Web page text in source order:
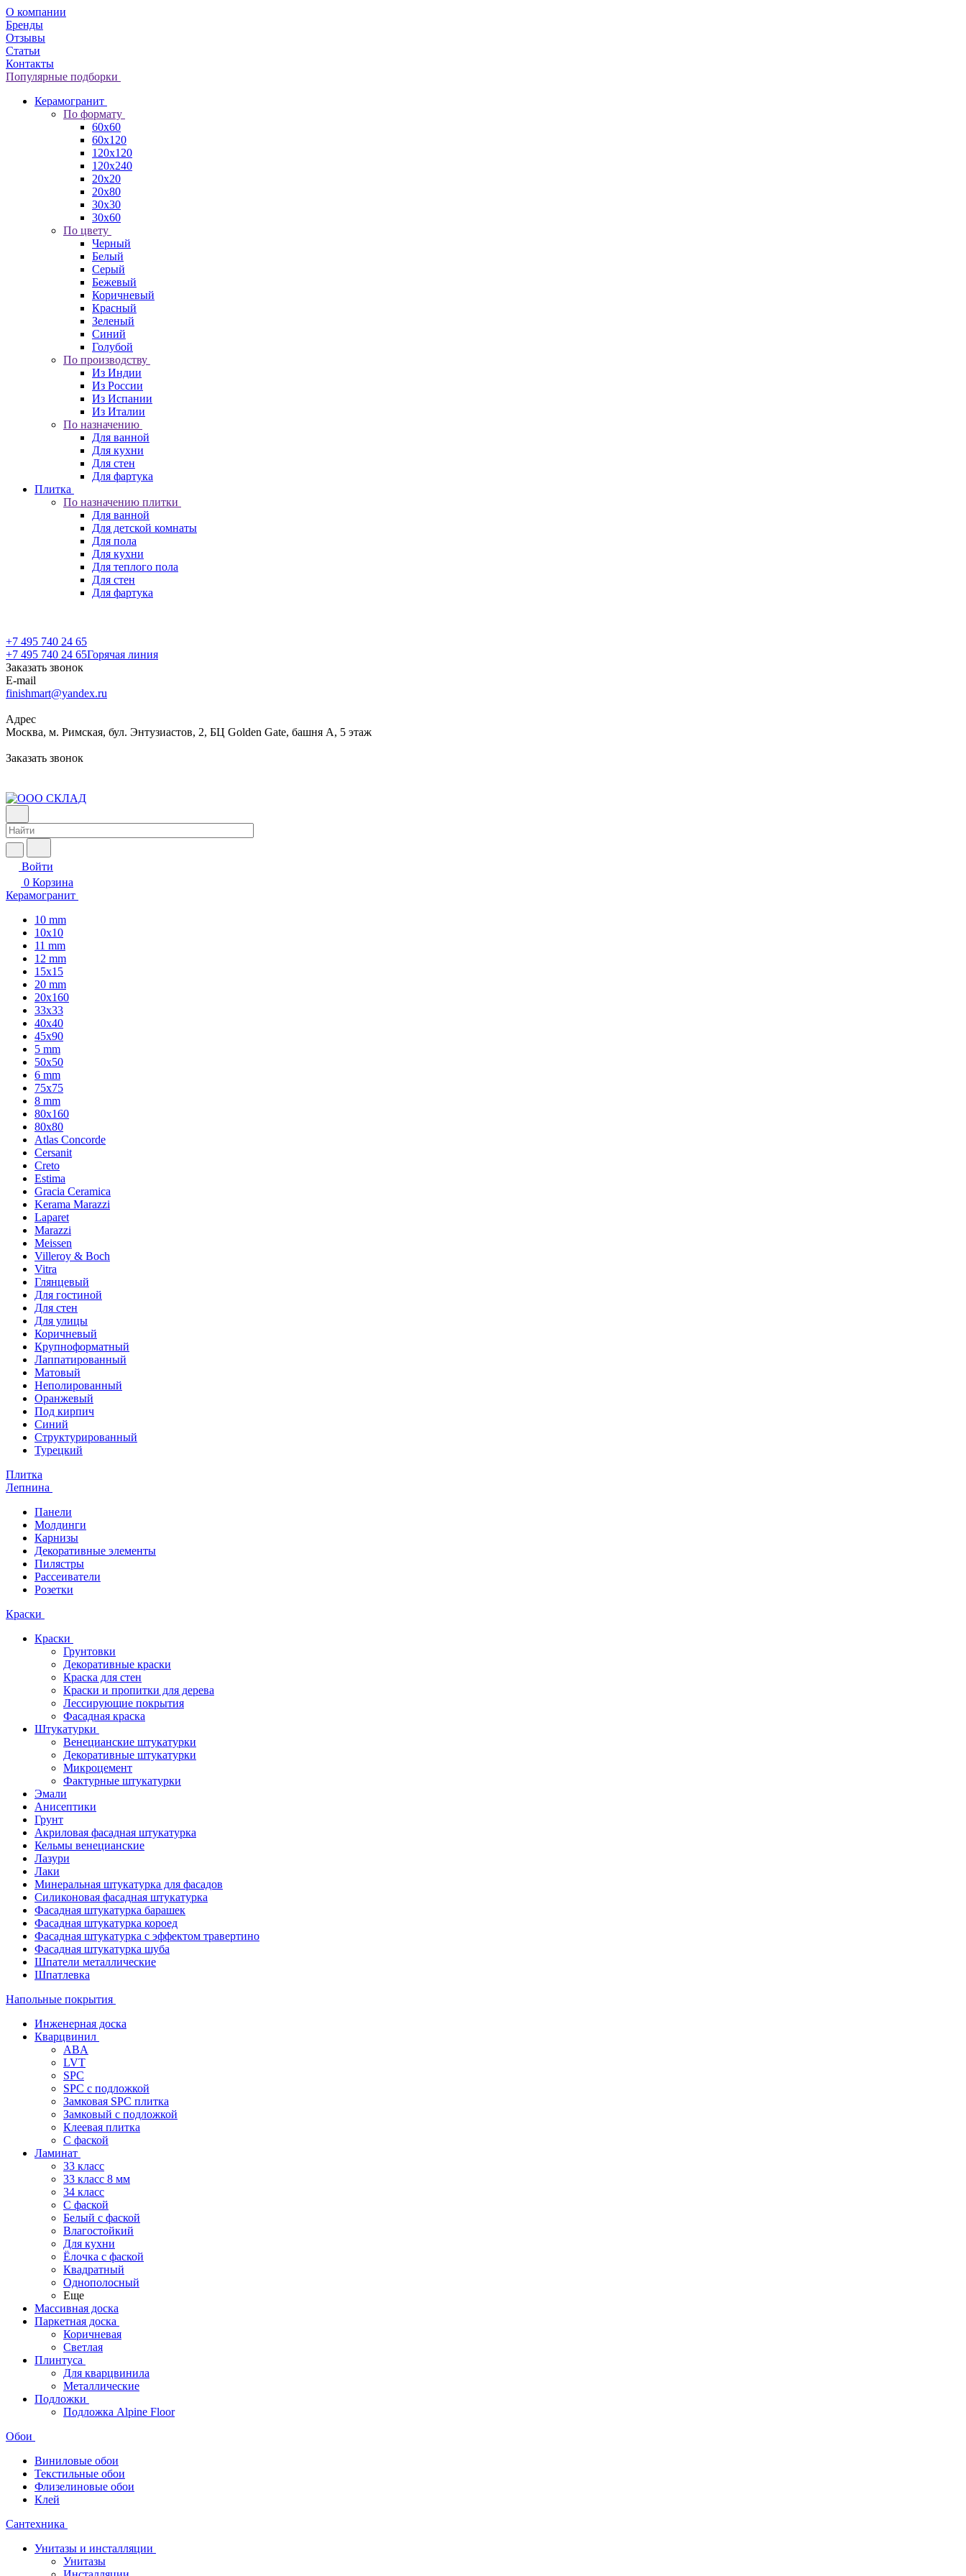
О компании
Бренды
Отзывы
Статьи
Контакты
Популярные подборки
Керамогранит
По формату
60x60
60x120
120x120
120x240
20x20
20x80
30x30
30x60
По цвету
Черный
Белый
Серый
Бежевый
Коричневый
Красный
Зеленый
Синий
Голубой
По производству
Из Индии
Из России
Из Испании
Из Италии
По назначению
Для ванной
Для кухни
Для стен
Для фартука
Плитка
По назначению плитки
Для ванной
Для детской комнаты
Для пола
Для кухни
Для теплого пола
Для стен
Для фартука
+7 495 740 24 65
+7 495 740 24 65Горячая линия
Заказать звонок
E-mail
finishmart@yandex.ru
Адрес
Москва, м. Римская, бул. Энтузиастов, 2, БЦ Golden Gate, башня А, 5 этаж
Заказать звонок
Войти
0 Корзина
Керамогранит
10 mm
10x10
11 mm
12 mm
15x15
20 mm
20х160
33x33
40х40
45x90
5 mm
50x50
6 mm
75х75
8 mm
80x160
80x80
Atlas Concorde
Cersanit
Creto
Estima
Gracia Ceramica
Kerama Marazzi
Laparet
Marazzi
Meissen
Villeroy & Boch
Vitra
Глянцевый
Для гостиной
Для стен
Для улицы
Коричневый
Крупноформатный
Лаппатированный
Матовый
Неполированный
Оранжевый
Под кирпич
Синий
Структурированный
Турецкий
Плитка
Лепнина
Панели
Молдинги
Карнизы
Декоративные элементы
Пилястры
Рассеиватели
Розетки
Краски
Краски
Грунтовки
Декоративные краски
Краска для стен
Краски и пропитки для дерева
Лессирующие покрытия
Фасадная краска
Штукатурки
Венецианские штукатурки
Декоративные штукатурки
Микроцемент
Фактурные штукатурки
Эмали
Анисептики
Грунт
Акриловая фасадная штукатурка
Кельмы венецианские
Лазури
Лаки
Минеральная штукатурка для фасадов
Силиконовая фасадная штукатурка
Фасадная штукатурка барашек
Фасадная штукатурка короед
Фасадная штукатурка с эффектом травертино
Фасадная штукатурка шуба
Шпатели металлические
Шпатлевка
Напольные покрытия
Инженерная доска
Кварцвинил
ABA
LVT
SPC
SPC с подложкой
Замковая SPC плитка
Замковый с подложкой
Клеевая плитка
С фаской
Ламинат
33 класс
33 класс 8 мм
34 класс
C фаской
Белый с фаской
Влагостойкий
Для кухни
Ёлочка с фаской
Квадратный
Однополосный
Еще
Массивная доска
Паркетная доска
Коричневая
Светлая
Плинтуса
Для кварцвинила
Металлические
Подложки
Подложка Alpine Floor
Обои
Виниловые обои
Текстильные обои
Флизелиновые обои
Клей
Сантехника
Унитазы и инсталляции
Унитазы